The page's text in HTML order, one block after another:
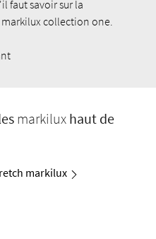
faut savoir sur la
collection one.
markilux haut de
markilux